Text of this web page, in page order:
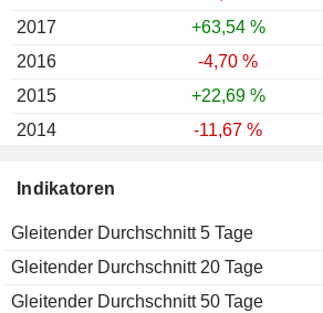
Indikatoren
Gleitender Durchschnitt 5 Tage
Gleitender Durchschnitt 20 Tage
Gleitender Durchschnitt 50 Tage
2017
+63,54 %
2016
-4,70 %
2015
+22,69 %
2014
-11,67 %
2012
2011
-19,42 %
2010
+29,99 %
2009
+17,37 %